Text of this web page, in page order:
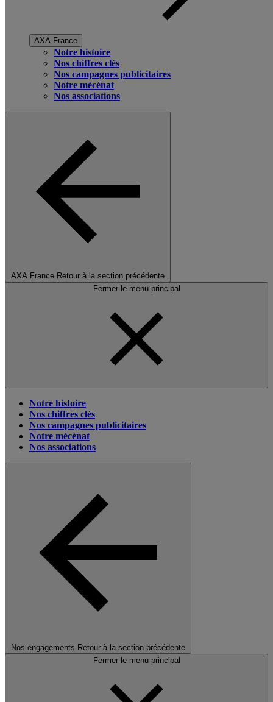
AXA France
Notre histoire
Nos chiffres clés
Nos campagnes publicitaires
Notre mécénat
Nos associations
AXA France Retour à la section précédente
Fermer le menu principal
Notre histoire
Nos chiffres clés
Nos campagnes publicitaires
Notre mécénat
Nos associations
Nos engagements Retour à la section précédente
Fermer le menu principal